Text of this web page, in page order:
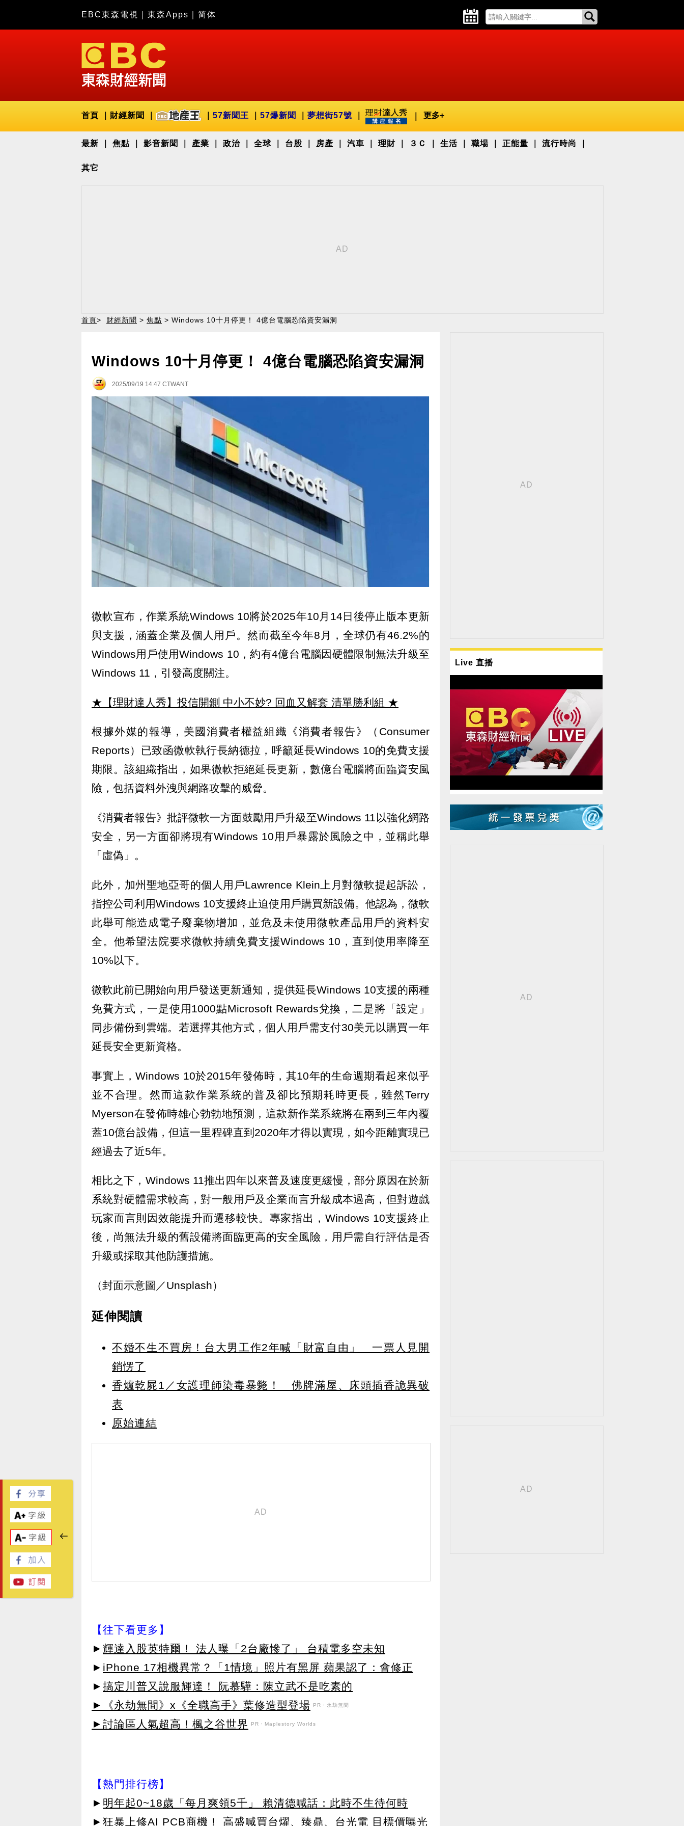
EBC東森電視 東森Apps 简体
首頁 財經新聞 57新聞王 57爆新聞 夢想街57號 更多+
最新 焦點 影音新聞 產業 政治 全球 台股 房產 汽車 理財 ３Ｃ 生活 職場 正能量 流行時尚
其它
首頁> 財經新聞 > 焦點 > Windows 10十月停更！ 4億台電腦恐陷資安漏洞
Windows 10十月停更！ 4億台電腦恐陷資安漏洞
2025/09/19 14:47 CTWANT
微軟宣布，作業系統Windows 10將於2025年10月14日後停止版本更新
與支援，涵蓋企業及個人用戶。然而截至今年8月，全球仍有46.2%的
Windows用戶使用Windows 10，約有4億台電腦因硬體限制無法升級至
Windows 11，引發高度關注。
★【理財達人秀】投信開鍘 中小不妙? 回血又解套 清單勝利組 ★
根據外媒的報導，美國消費者權益組織《消費者報告》（Consumer
Reports）已致函微軟執行長納德拉，呼籲延長Windows 10的免費支援
期限。該組織指出，如果微軟拒絕延長更新，數億台電腦將面臨資安風
險，包括資料外洩與網路攻擊的威脅。
《消費者報告》批評微軟一方面鼓勵用戶升級至Windows 11以強化網路
安全，另一方面卻將現有Windows 10用戶暴露於風險之中，並稱此舉
「虛偽」。
此外，加州聖地亞哥的個人用戶Lawrence Klein上月對微軟提起訴訟，
指控公司利用Windows 10支援終止迫使用戶購買新設備。他認為，微軟
此舉可能造成電子廢棄物增加，並危及未使用微軟產品用戶的資料安
全。他希望法院要求微軟持續免費支援Windows 10，直到使用率降至
10%以下。
微軟此前已開始向用戶發送更新通知，提供延長Windows 10支援的兩種
免費方式，一是使用1000點Microsoft Rewards兌換，二是將「設定」
同步備份到雲端。若選擇其他方式，個人用戶需支付30美元以購買一年
延長安全更新資格。
事實上，Windows 10於2015年發佈時，其10年的生命週期看起來似乎
並不合理。然而這款作業系統的普及卻比預期耗時更長，雖然Terry
Myerson在發佈時雄心勃勃地預測，這款新作業系統將在兩到三年內覆
蓋10億台設備，但這一里程碑直到2020年才得以實現，如今距離實現已
經過去了近5年。
相比之下，Windows 11推出四年以來普及速度更緩慢，部分原因在於新
系統對硬體需求較高，對一般用戶及企業而言升級成本過高，但對遊戲
玩家而言則因效能提升而遷移較快。專家指出，Windows 10支援終止
後，尚無法升級的舊設備將面臨更高的安全風險，用戶需自行評估是否
升級或採取其他防護措施。
（封面示意圖／Unsplash）
延伸閱讀
不婚不生不買房！台大男工作2年喊「財富自由」 一票人見開
銷愣了
香爐乾屍1／女護理師染毒暴斃！ 佛牌滿屋、床頭插香詭異破
表
原始連結
【往下看更多】
► 輝達入股英特爾！ 法人曝「2台廠慘了」 台積電多空未知
► iPhone 17相機異常？「1情境」照片有黑屏 蘋果認了：會修正
► 搞定川普又說服輝達！ 阮慕驊：陳立武不是吃素的
►《永劫無間》x《全職高手》葉修造型登場
PR・永劫無間
►討論區人氣超高！楓之谷世界 PR・Maplestory Worlds
【熱門排行榜】
► 明年起0~18歲「每月爽領5千」 賴清德喊話：此時不生待何時
► 狂暴上修AI PCB商機！ 高盛喊買台燿、臻鼎、台光電 目標價曝光
Live 直播